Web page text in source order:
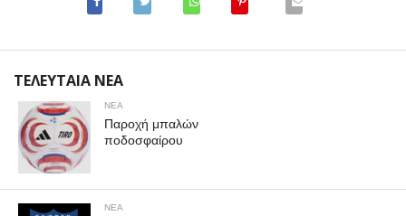
ΤΕΛΕΥΤΑΙΑ ΝΕΑ
ΝΕΑ
Παροχή μπαλών
ποδοσφαίρου
ΝΕΑ